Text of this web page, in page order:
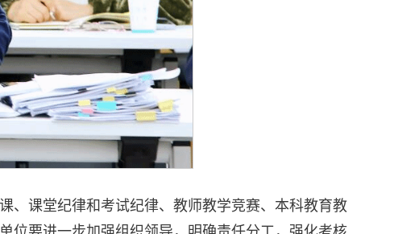
、课堂纪律和考试纪律、教师教学竞赛、本科教育教